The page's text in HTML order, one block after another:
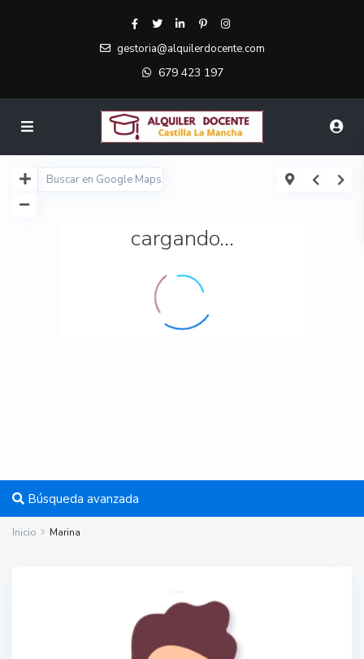
gestoria@alquilerdocente.com
679 423 197
cargando...
Búsqueda avanzada
Inicio Marina